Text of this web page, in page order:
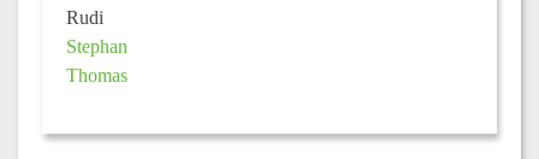
Rudi
Stephan
Thomas